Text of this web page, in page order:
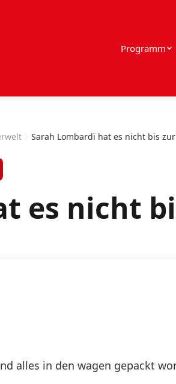
Programm
Sarah Lombardi hat es nicht bis
es nicht
alles in den wagen gepackt